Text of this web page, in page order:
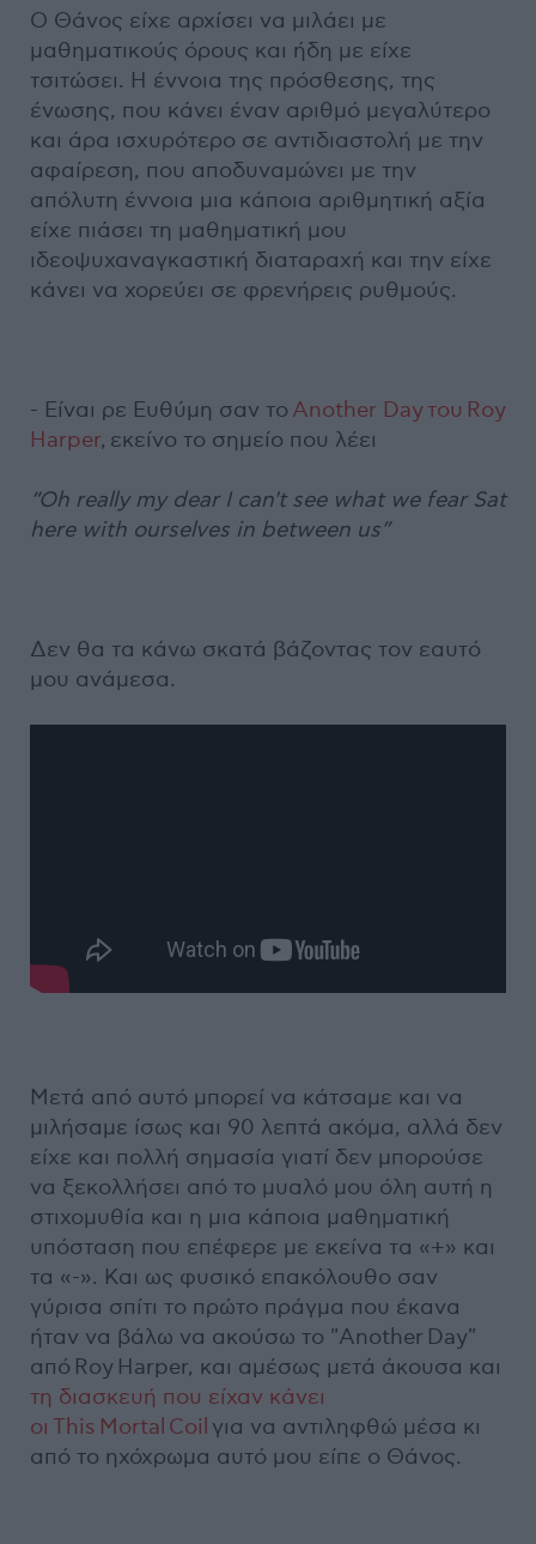
Ο Θάνος είχε αρχίσει να μιλάει με
μαθηματικούς όρους και ήδη με είχε
τσιτώσει. Η έννοια της πρόσθεσης, της
ένωσης, που κάνει έναν αριθμό μεγαλύτερο
και άρα ισχυρότερο σε αντιδιαστολή με την
αφαίρεση, που αποδυναμώνει με την
απόλυτη έννοια μια κάποια αριθμητική αξία
είχε πιάσει τη μαθηματική μου
ιδεοψυχαναγκαστική διαταραχή και την είχε
κάνει να χορεύει σε φρενήρεις ρυθμούς.
- Είναι ρε Ευθύμη σαν το Another Day του Roy
Harper, εκείνο το σημείο που λέει
“Oh really my dear I can't see what we fear Sat
here with ourselves in between us”
Δεν θα τα κάνω σκατά βάζοντας τον εαυτό
μου ανάμεσα.
Μετά από αυτό μπορεί να κάτσαμε και να
μιλήσαμε ίσως και 90 λεπτά ακόμα, αλλά δεν
είχε και πολλή σημασία γιατί δεν μπορούσε
να ξεκολλήσει από το μυαλό μου όλη αυτή η
στιχομυθία και η μια κάποια μαθηματική
υπόσταση που επέφερε με εκείνα τα «+» και
τα «-». Και ως φυσικό επακόλουθο σαν
γύρισα σπίτι το πρώτο πράγμα που έκανα
ήταν να βάλω να ακούσω το "Another Day"
από Roy Harper, και αμέσως μετά άκουσα και
τη διασκευή που είχαν κάνει
οι This Mortal Coil για να αντιληφθώ μέσα κι
από το ηχόχρωμα αυτό μου είπε ο Θάνος.